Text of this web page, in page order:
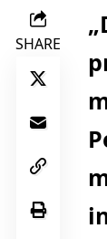
SHARE